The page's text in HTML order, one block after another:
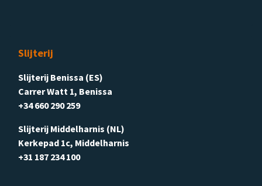
Slijterij
Slijterij Benissa (ES)
Carrer Watt 1, Benissa
+34 660 290 259
Slijterij Middelharnis (NL)
Kerkepad 1c, Middelharnis
+31 187 234 100